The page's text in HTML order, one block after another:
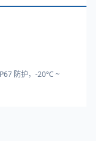
防护，-20°C ~